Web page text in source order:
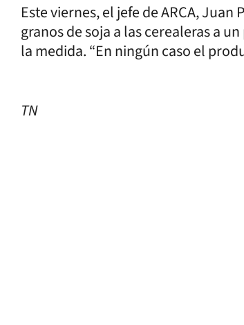
Este viernes, el jefe de ARCA,
granos de soja a las cerealeras a
la medida. “En ningún caso el
TN